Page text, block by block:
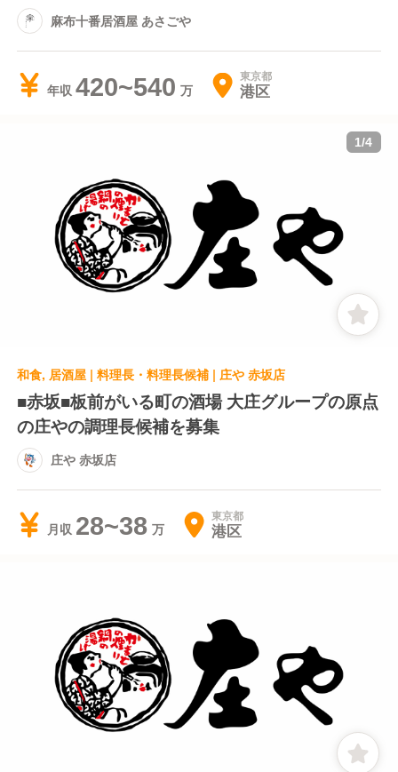
麻布十番居酒屋 あさごや
年収 420~540 東京都
港区
1/4
和食, 居酒屋 | 料理長・料理長候補 | 庄や 赤坂店
■赤坂■板前がいる町の酒場 大庄グループの原点
の庄やの調理長候補を募集
庄や 赤坂店
月収 28~38 東京都
港区